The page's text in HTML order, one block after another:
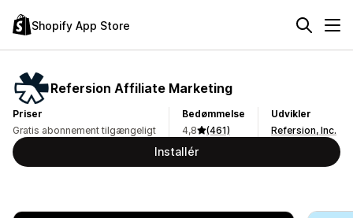
Shopify App Store
Refersion Affiliate Marketing
Priser
Gratis abonnement tilgængeligt
Bedømmelse
4,8
(461)
Udvikler
Refersion, Inc.
Installér